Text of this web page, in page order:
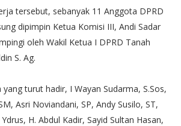
tersebut, sebanyak 11 Anggota DPRD
dipimpin Ketua Komisi III, Andi Sadar
oleh Wakil Ketua I DPRD Tanah
S. Ag.
turut hadir, I Wayan Sudarma, S.Sos,
Asri Noviandani, SP, Andy Susilo, ST,
H. Abdul Kadir, Sayid Sultan Hasan,